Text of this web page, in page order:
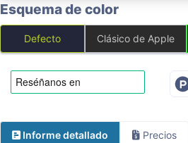
Esquema de color
Defecto Clásico de Apple
Informe detallado Precios